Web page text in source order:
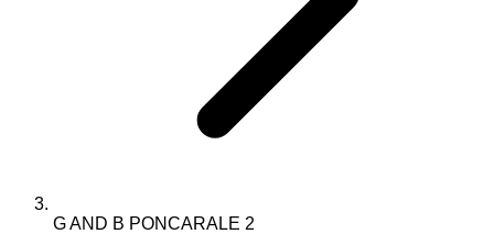
G AND B PONCARALE 2